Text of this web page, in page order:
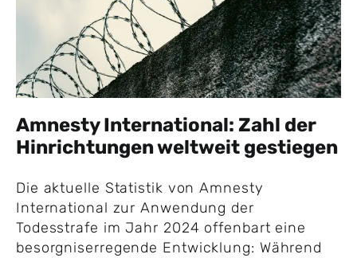
Amnesty International: Zahl der
Hinrichtungen weltweit gestiegen
Die aktuelle Statistik von Amnesty
International zur Anwendung der
Todesstrafe im Jahr 2024 offenbart eine
besorgniserregende Entwicklung: Während